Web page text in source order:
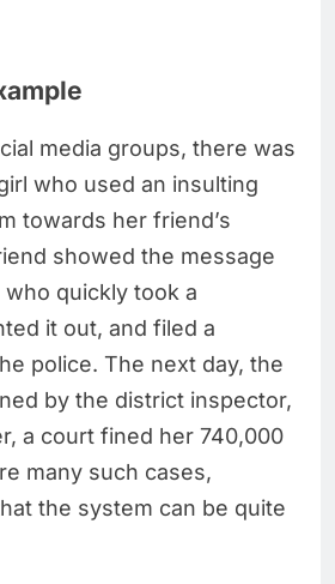
media groups, there was
who used an insulting
towards her friend’s
showed the message
quickly took a
it out, and filed a
police. The next day, the
by the district inspector,
a court fined her 740,000
many such cases,
the system can be quite